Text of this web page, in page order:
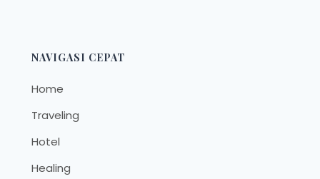
NAVIGASI CEPAT
Home
Traveling
Hotel
Healing